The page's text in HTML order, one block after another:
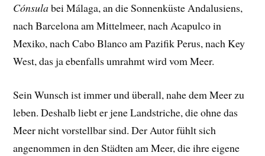
Cónsulabei Málaga, an die Sonnenküste Andalusiens,
nach Barcelona am Mittelmeer, nach Acapulco in
Mexiko, nach Cabo Blanco am Pazifik Perus, nach Key
West, das ja ebenfalls umrahmt wird vom Meer.
Sein Wunsch ist immer und überall, nahe dem Meer zu
leben. Deshalb liebt er jene Landstriche, die ohne das
Meer nicht vorstellbar sind. Der Autor fühlt sich
angenommen in den Städten am Meer, die ihre eigene